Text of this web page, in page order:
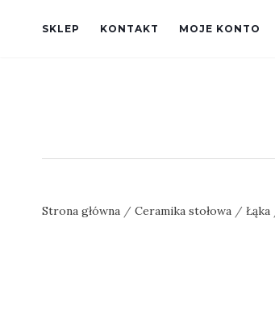
SKLEP KONTAKT MOJE KONTO
Strona główna / Ceramika stołowa / Łąka